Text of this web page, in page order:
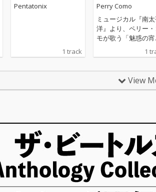
Pentatonix
1 track
Perry Como
ミュージカル『南
洋』より、ペリー・
モが歌う「魅惑の宵
愛され続けるスタ
雅でロマンティック
雰囲気を、上品な
1
View